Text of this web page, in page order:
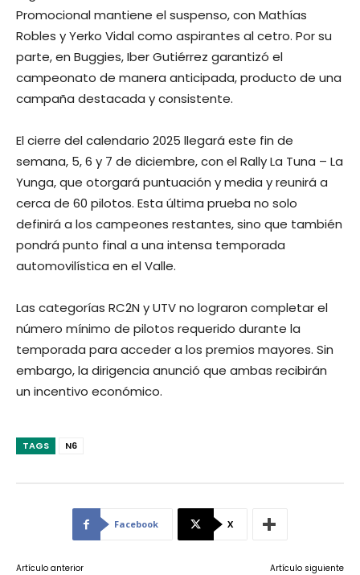
Promocional mantiene el suspenso, con Mathías
Robles y Yerko Vidal como aspirantes al cetro. Por su
parte, en Buggies, Iber Gutiérrez garantizó el
campeonato de manera anticipada, producto de una
campaña destacada y consistente.
El cierre del calendario 2025 llegará este fin de
semana, 5, 6 y 7 de diciembre, con el Rally La Tuna – La
Yunga, que otorgará puntuación y media y reunirá a
cerca de 60 pilotos. Esta última prueba no solo
definirá a los campeones restantes, sino que también
pondrá punto final a una intensa temporada
automovilística en el Valle.
Las categorías RC2N y UTV no lograron completar el
número mínimo de pilotos requerido durante la
temporada para acceder a los premios mayores. Sin
embargo, la dirigencia anunció que ambas recibirán
un incentivo económico.
TAGS N6
Facebook X
Artículo anterior Artículo siguiente